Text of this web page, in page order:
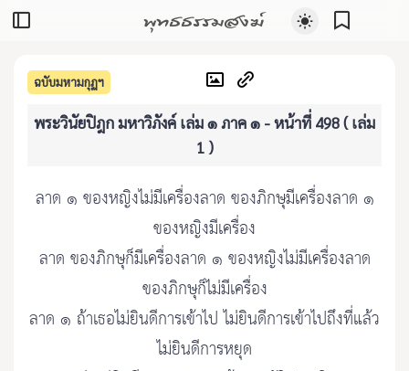
พุทธธรรมสงฆ์
ฉบับมหามกุฏฯ
พระวินัยปิฎก มหาวิภังค์ เล่ม ๑ ภาค ๑ - หน้าที่ 498 ( เล่ม
1 )
ลาด ๑ ของหญิงไม่มีเครื่องลาด ของภิกษุมีเครื่องลาด ๑
ของหญิงมีเครื่อง
ลาด ของภิกษุก็มีเครื่องลาด ๑ ของหญิงไม่มีเครื่องลาด
ของภิกษุก็ไม่มีเครื่อง
ลาด ๑ ถ้าเธอไม่ยินดีการเข้าไป ไม่ยินดีการเข้าไปถึงที่แล้ว
ไม่ยินดีการหยุด